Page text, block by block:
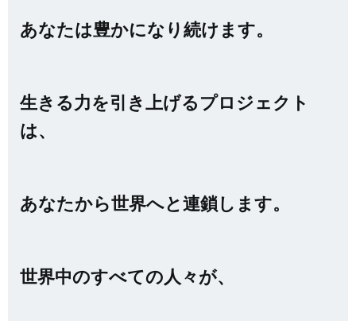
あなたは豊かになり続けます。
生きる力を引き上げるプロジェクト
は、
あなたから世界へと連鎖します。
世界中のすべての人々が、